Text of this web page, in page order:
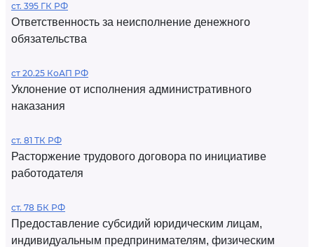
ст. 395 ГК РФ
Ответственность за неисполнение денежного
обязательства
ст 20.25 КоАП РФ
Уклонение от исполнения административного
наказания
ст. 81 ТК РФ
Расторжение трудового договора по инициативе
работодателя
ст. 78 БК РФ
Предоставление субсидий юридическим лицам,
индивидуальным предпринимателям, физическим